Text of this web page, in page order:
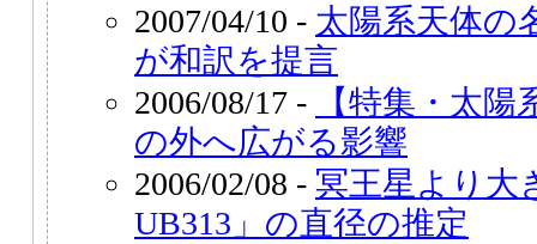
2007/04/10 - 太陽系天体の
が和訳を提言
2006/08/17 -
【特集・太
の外へ広がる影響
2006/02/08 - 冥王星より大
UB313」の直径の推定